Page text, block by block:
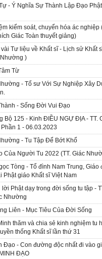
- Ý Nghĩa Sự Thành Lập Đạo
kiểm soát, chuyển hóa ác nghiệp
Giác Toàn thuyết giảng)
Tư liệu về Khất sĩ - Lịch sử Khất
Nhường )
Từ
- Tổ sư Với Sự Nghiệp Xây
- Sống Đời Vui Đạo
Bộ 125 - Kinh ÐIỀU NGỰ ĐỊA - TT.
1 - 06.03.2023
- Tu Tập Để Bớt Khổ
Của Người Tu 2022 (TT. Giác
Tòng - Tổ đình Nam Trung, Giáo
Phật giáo Khất sĩ Việt Nam
Phật dạy trong đời sống tu tập -
Nhường
Liên - Mục Tiêu Của Đời Sống
thăm và chia sẻ kinh nghiệm tu
thống Khất sĩ lần thứ 31
Đạo - Con đường độc nhất đi vào
ĐẠO